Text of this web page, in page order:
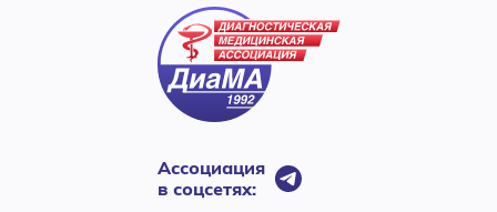
Ассоциация
в соцсетях: